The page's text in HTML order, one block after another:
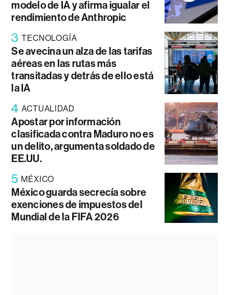
modelo de IA y afirma igualar el
rendimiento de Anthropic
3 TECNOLOGÍA
Se avecina un alza de las tarifas
aéreas en las rutas más
transitadas y detrás de ello está
la IA
4 ACTUALIDAD
Apostar por información
clasificada contra Maduro no es
un delito, argumenta soldado de
EE.UU.
5 MÉXICO
México guarda secrecía sobre
exenciones de impuestos del
Mundial de la FIFA 2026